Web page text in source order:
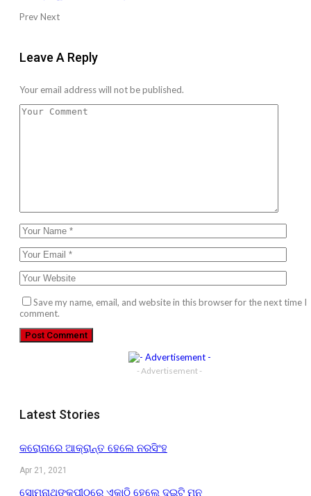
PrevNext
Leave A Reply
Your email address will not be published.
Save my name, email, and website in this browser for the next time I
comment.
- Advertisement -
Latest Stories
କରୋନାରେ ଆକ୍ରାନ୍ତ ହେଲେ ନରସିଂହ
Apr 21, 2021
ସୋମନାଥଙ୍କପୀଠରେ ଏକାଠି ହେଲେ ଦୁଇଟି ମନ